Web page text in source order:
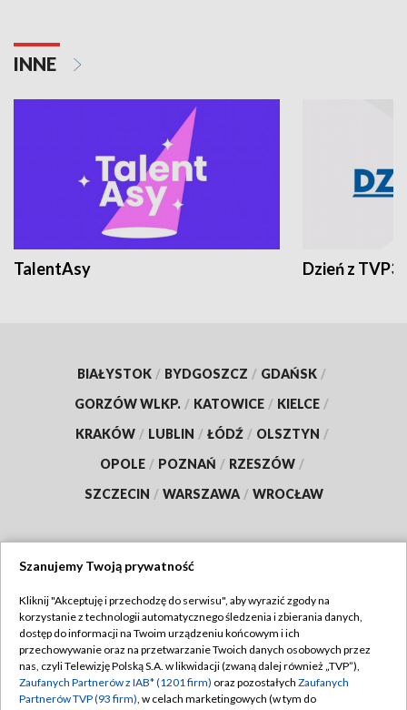
INNE
TalentAsy Dzień z TVP3
BIAŁYSTOK / BYDGOSZCZ / GDAŃSK /
GORZÓW WLKP. / KATOWICE / KIELCE /
KRAKÓW / LUBLIN / ŁÓDŹ / OLSZTYN /
OPOLE / POZNAŃ / RZESZÓW /
SZCZECIN / WARSZAWA / WROCŁAW
TVP
Abonament TVP
Emisja w TVP
Regulamin TVP
Polityka prywatności
Szanujemy Twoją prywatność
Kliknij "Akceptuję i przechodzę do serwisu", aby wyrazić zgody na
korzystanie z technologii automatycznego śledzenia i zbierania danych,
dostęp do informacji na Twoim urządzeniu końcowym i ich
przechowywanie oraz na przetwarzanie Twoich danych osobowych przez
nas, czyli Telewizję Polską S.A. w likwidacji (zwaną dalej również „TVP”),
Zaufanych Partnerów z IAB* (1201 firm) oraz pozostałych Zaufanych
Partnerów TVP (93 firm), w celach marketingowych (w tym do